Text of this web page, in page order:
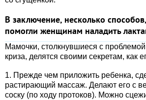
В заключение, несколько
помогли женщинам наладить
Мамочки, столкнувшиеся с
криза, делятся своими секретам, как
1. Прежде чем приложить ребенка,
растирающий массаж. Делают его с
соску (по ходу протоков). Можно